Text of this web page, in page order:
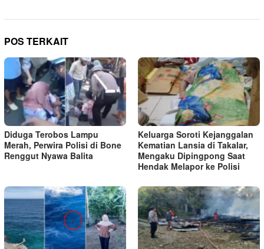
POS TERKAIT
Diduga Terobos Lampu
Merah, Perwira Polisi di Bone
Renggut Nyawa Balita
Keluarga Soroti Kejanggalan
Kematian Lansia di Takalar,
Mengaku Dipingpong Saat
Hendak Melapor ke Polisi